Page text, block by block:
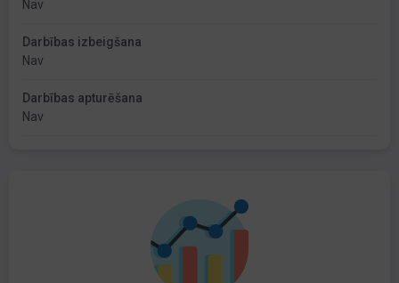
Nav
Darbības izbeigšana
Nav
Darbības apturēšana
Nav